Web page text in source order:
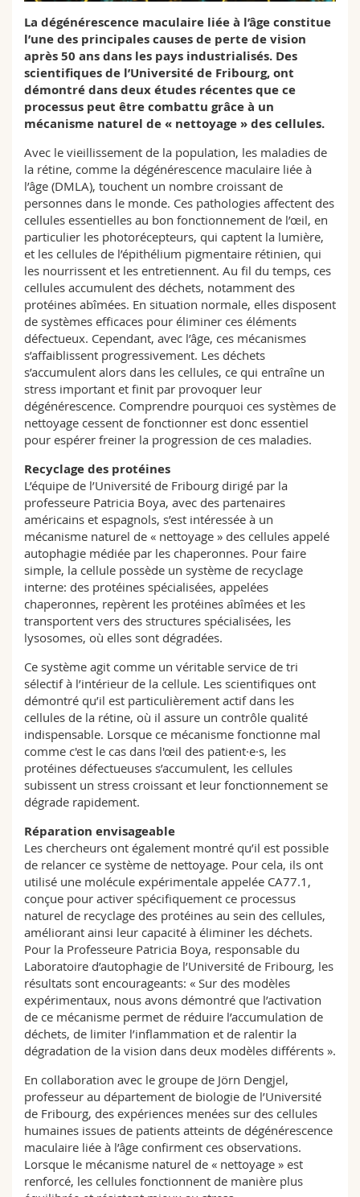
Interfacultaire
Doctorants
Programme des cours
MyUnifr
La dégénérescence maculaire liée à l’âge constitue
l’une des principales causes de perte de vision
après 50 ans dans les pays industrialisés. Des
scientifiques de l’Université de Fribourg, ont
démontré dans deux études récentes que ce
processus peut être combattu grâce à un
mécanisme naturel de « nettoyage » des cellules.
Avec le vieillissement de la population, les maladies de
la rétine, comme la dégénérescence maculaire liée à
l’âge (DMLA), touchent un nombre croissant de
personnes dans le monde. Ces pathologies affectent des
cellules essentielles au bon fonctionnement de l’œil, en
particulier les photorécepteurs, qui captent la lumière,
et les cellules de l’épithélium pigmentaire rétinien, qui
les nourrissent et les entretiennent. Au fil du temps, ces
cellules accumulent des déchets, notamment des
protéines abîmées. En situation normale, elles disposent
de systèmes efficaces pour éliminer ces éléments
défectueux. Cependant, avec l’âge, ces mécanismes
s’affaiblissent progressivement. Les déchets
s’accumulent alors dans les cellules, ce qui entraîne un
stress important et finit par provoquer leur
dégénérescence. Comprendre pourquoi ces systèmes de
nettoyage cessent de fonctionner est donc essentiel
pour espérer freiner la progression de ces maladies.
Recyclage des protéines
L’équipe de l’Université de Fribourg dirigé par la
professeure Patricia Boya, avec des partenaires
américains et espagnols, s’est intéressée à un
mécanisme naturel de « nettoyage » des cellules appelé
autophagie médiée par les chaperonnes. Pour faire
simple, la cellule possède un système de recyclage
interne: des protéines spécialisées, appelées
chaperonnes, repèrent les protéines abîmées et les
transportent vers des structures spécialisées, les
lysosomes, où elles sont dégradées.
Ce système agit comme un véritable service de tri
sélectif à l’intérieur de la cellule. Les scientifiques ont
démontré qu’il est particulièrement actif dans les
cellules de la rétine, où il assure un contrôle qualité
indispensable. Lorsque ce mécanisme fonctionne mal
comme c'est le cas dans l'œil des patient·e·s, les
protéines défectueuses s’accumulent, les cellules
subissent un stress croissant et leur fonctionnement se
dégrade rapidement.
Réparation envisageable
Les chercheurs ont également montré qu’il est possible
de relancer ce système de nettoyage. Pour cela, ils ont
utilisé une molécule expérimentale appelée CA77.1,
conçue pour activer spécifiquement ce processus
naturel de recyclage des protéines au sein des cellules,
améliorant ainsi leur capacité à éliminer les déchets.
Pour la Professeure Patricia Boya, responsable du
Laboratoire d’autophagie de l’Université de Fribourg, les
résultats sont encourageants: « Sur des modèles
expérimentaux, nous avons démontré que l’activation
de ce mécanisme permet de réduire l’accumulation de
déchets, de limiter l’inflammation et de ralentir la
dégradation de la vision dans deux modèles différents ».
En collaboration avec le groupe de Jörn Dengjel,
professeur au département de biologie de l’Université
de Fribourg, des expériences menées sur des cellules
humaines issues de patients atteints de dégénérescence
maculaire liée à l’âge confirment ces observations.
Lorsque le mécanisme naturel de « nettoyage » est
renforcé, les cellules fonctionnent de manière plus